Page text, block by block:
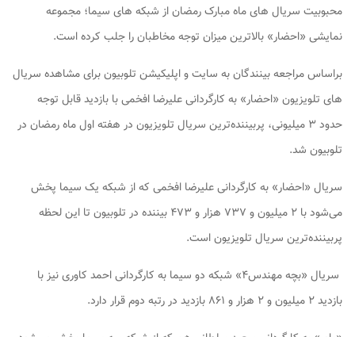
محبوبیت سریال های ماه مبارک رمضان از شبکه های سیما؛ مجموعه
نمایشی «احضار» بالاترین میزان توجه مخاطبان را جلب کرده است.
براساس مراجعه بینندگان به سایت و اپلیکیشن تلوبیون برای مشاهده سریال
های تلویزیون «احضار» به کارگردانی علیرضا افخمی با بازدید قابل توجه
حدود ۳ میلیونی، پربیننده‌ترین سریال تلویزیون در هفته اول ماه رمضان در
تلوبیون شد.
سریال «احضار» به کارگردانی علیرضا افخمی که از شبکه یک سیما پخش
می‌شود با ۲ میلیون و ۷۳۷ هزار و ۴۷۳ بیننده در تلوبیون تا این لحظه
پربیننده‌ترین سریال تلویزیون است.
سریال «بچه مهندس۴» شبکه دو سیما به کارگردانی احمد کاوری نیز با
بازدید ۲ میلیون و ۲ هزار و ۸۶۱ بازدید در رتبه دوم قرار دارد.